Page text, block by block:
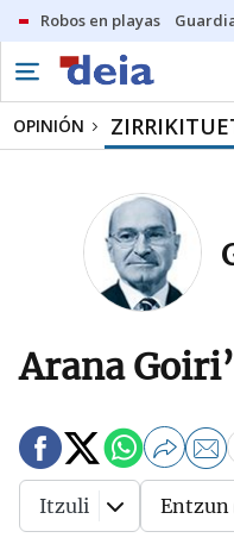
Robos en playas
OPINIÓN
Arana
Itzuli Entzun